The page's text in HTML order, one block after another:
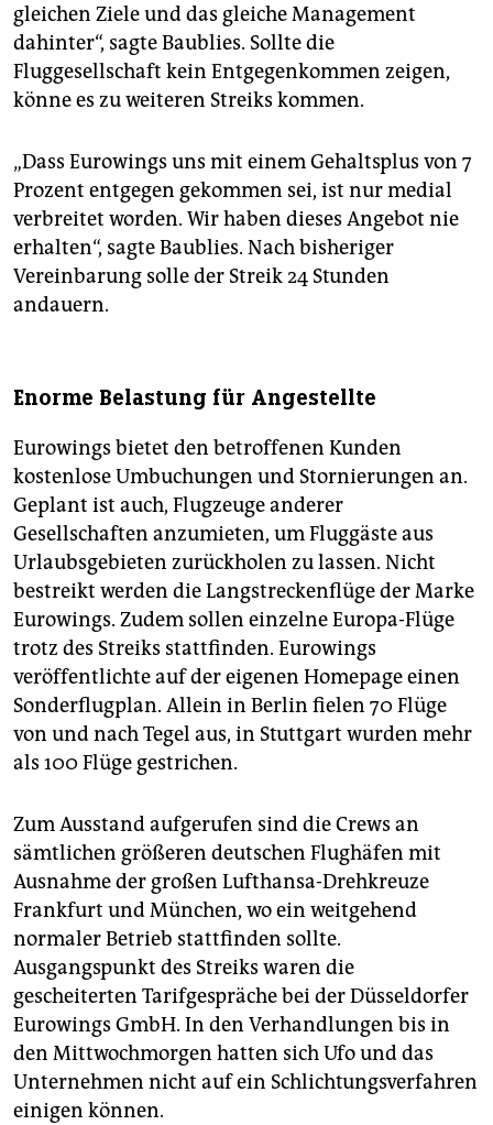
gleichen Ziele und das gleiche Management
dahinter“, sagte Baublies. Sollte die
Fluggesellschaft kein Entgegenkommen zeigen,
könne es zu weiteren Streiks kommen.
„Dass Eurowings uns mit einem Gehaltsplus von 7
Prozent entgegen gekommen sei, ist nur medial
verbreitet worden. Wir haben dieses Angebot nie
erhalten“, sagte Baublies. Nach bisheriger
Vereinbarung solle der Streik 24 Stunden
andauern.
Enorme Belastung für Angestellte
Eurowings bietet den betroffenen Kunden
kostenlose Umbuchungen und Stornierungen an.
Geplant ist auch, Flugzeuge anderer
Gesellschaften anzumieten, um Fluggäste aus
Urlaubsgebieten zurückholen zu lassen. Nicht
bestreikt werden die Langstreckenflüge der Marke
Eurowings. Zudem sollen einzelne Europa-Flüge
trotz des Streiks stattfinden. Eurowings
veröffentlichte auf der eigenen Homepage einen
Sonderflugplan. Allein in Berlin fielen 70 Flüge
von und nach Tegel aus, in Stuttgart wurden mehr
als 100 Flüge gestrichen.
Zum Ausstand aufgerufen sind die Crews an
sämtlichen größeren deutschen Flughäfen mit
Ausnahme der großen Lufthansa-Drehkreuze
Frankfurt und München, wo ein weitgehend
normaler Betrieb stattfinden sollte.
Ausgangspunkt des Streiks waren die
gescheiterten Tarifgespräche bei der Düsseldorfer
Eurowings GmbH. In den Verhandlungen bis in
den Mittwochmorgen hatten sich Ufo und das
Unternehmen nicht auf ein Schlichtungsverfahren
einigen können.